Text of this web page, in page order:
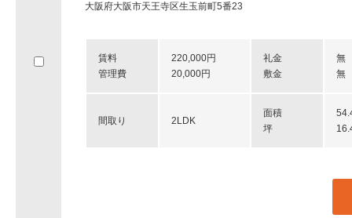
大阪府大阪市天王寺区生玉前町5番23
賃料
管理費
220,000円
20,000円
礼金
敷金
無
無
間取り 2LDK
面積
坪